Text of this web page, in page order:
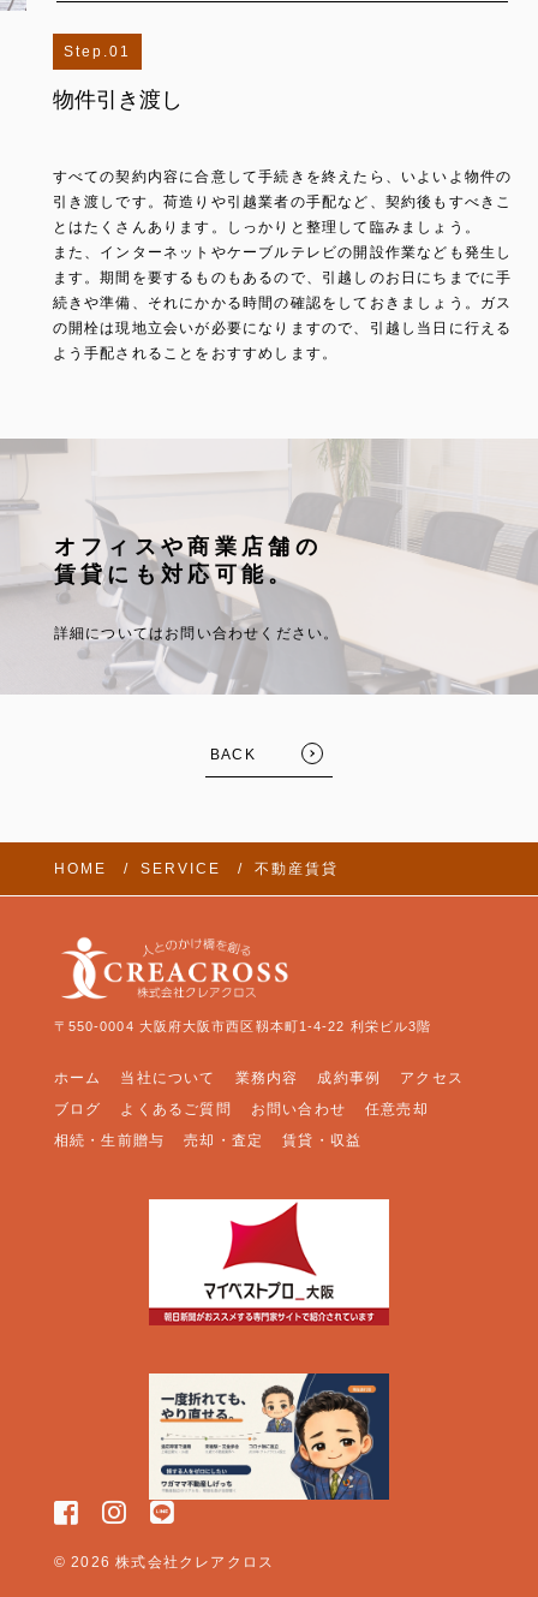
1
物件引き渡し
すべての契約内容に合意して手続きを終えたら、いよいよ物件の
引き渡しです。荷造りや引越業者の手配など、契約後もすべきこ
とはたくさんあります。しっかりと整理して臨みましょう。
また、インターネットやケーブルテレビの開設作業なども発生し
ます。期間を要するものもあるので、引越しのお日にちまでに手
続きや準備、それにかかる時間の確認をしておきましょう。ガス
の開栓は現地立会いが必要になりますので、引越し当日に行える
よう手配されることをおすすめします。
オフィスや商業店舗の
賃貸にも対応可能。
詳細についてはお問い合わせください。
BACK
HOME SERVICE 不動産賃貸
〒550-0004 大阪府大阪市西区靱本町1-4-22 利栄ビル3階
ホーム 当社について 業務内容 成約事例
アクセス
ブログ
よくあるご質問 お問い合わせ
任意売却
相続・生前贈与
売却・査定 賃貸・収益
© 2026 株式会社クレアクロス